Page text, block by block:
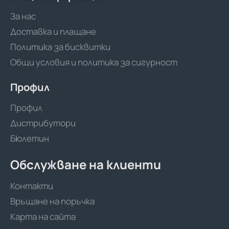
За нас
Доставка и плащане
Политика за бисквитки
Общи условия и политика за сигурност
Профил
Профил
Дистрибутори
Бюлетин
Обслужване на клиенти
Контакти
Връщане на поръчка
Карта на сайта